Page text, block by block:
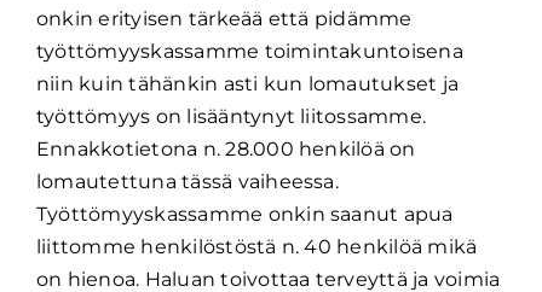
onkin erityisen tärkeää että pidämme
työttömyyskassamme toimintakuntoisena
niin kuin tähänkin asti kun lomautukset ja
työttömyys on lisääntynyt liitossamme.
Ennakkotietona n. 28.000 henkilöä on
lomautettuna tässä vaiheessa.
Työttömyyskassamme onkin saanut apua
liittomme henkilöstöstä n. 40 henkilöä mikä
on hienoa. Haluan toivottaa terveyttä ja voimia